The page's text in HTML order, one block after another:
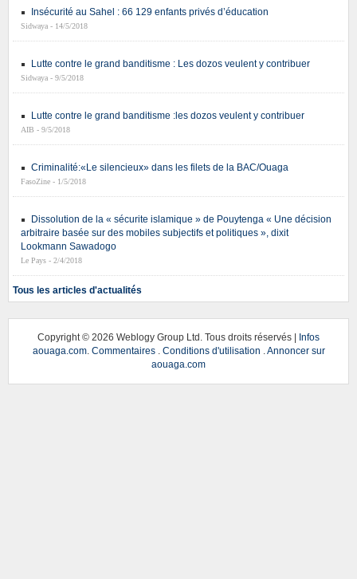
Insécurité au Sahel : 66 129 enfants privés d’éducation
Sidwaya - 14/5/2018
Lutte contre le grand banditisme : Les dozos veulent y contribuer
Sidwaya - 9/5/2018
Lutte contre le grand banditisme :les dozos veulent y contribuer
AIB - 9/5/2018
Criminalité:«Le silencieux» dans les filets de la BAC/Ouaga
FasoZine - 1/5/2018
Dissolution de la « sécurite islamique » de Pouytenga « Une décision
arbitraire basée sur des mobiles subjectifs et politiques », dixit
Lookmann Sawadogo
Le Pays - 2/4/2018
Tous les articles d'actualités
Copyright © 2026 Weblogy Group Ltd. Tous droits réservés |
Infos
aouaga.com. Commentaires. Conditions d'utilisation .Annoncer sur
aouaga.com